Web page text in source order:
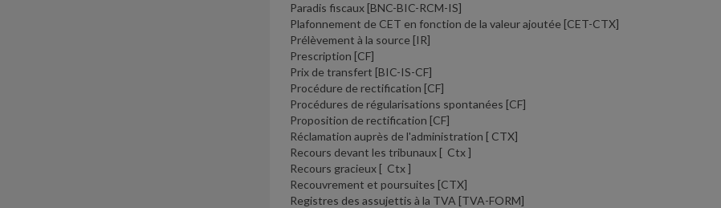
Paradis fiscaux [BNC-BIC-RCM-IS]
Plafonnement de CET en fonction de la valeur ajoutée [CET-CTX]
Prélèvement à la source [IR]
Prescription [CF]
Prix de transfert [BIC-IS-CF]
Procédure de rectification [CF]
Procédures de régularisations spontanées [CF]
Proposition de rectification [CF]
Réclamation auprès de l'administration [ CTX]
Recours devant les tribunaux [ Ctx ]
Recours gracieux [ Ctx ]
Recouvrement et poursuites [CTX]
Registres des assujettis à la TVA [TVA-FORM]